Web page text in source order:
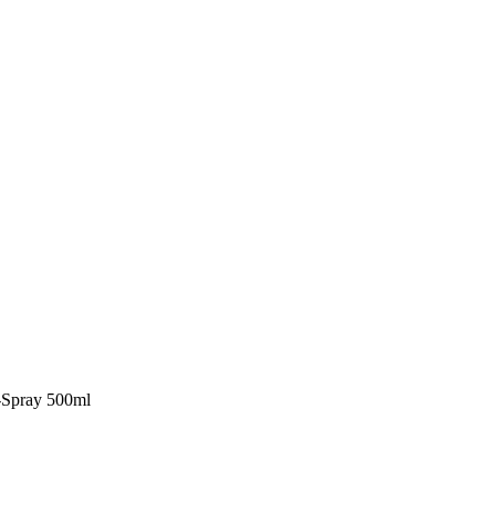
500ml